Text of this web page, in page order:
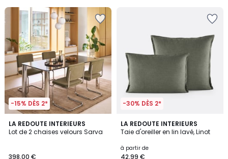
-15% DÈS 2*
LA REDOUTE INTERIEURS
Lot de 2 chaises velours Sarva
398,00 €
5
/
-30% DÈS 2*
LA REDOUTE INTERIEURS
Taie d'oreiller en lin lavé, Linot
à partir de
42,99 €
4,4
/ 5
21
Couleurs